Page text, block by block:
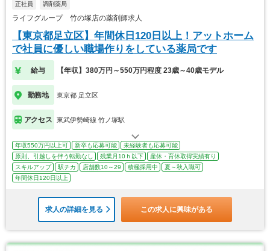
正社員 調剤薬局
ライフグループ 竹の塚店の薬剤師求人
【東京都足立区】年間休日120日以上！アットホーム
で社員に優しい職場作りをしている薬局です
給与 【年収】380万円～550万円程度 23歳～40歳モデル
勤務地 東京都 足立区
アクセス 東武伊勢崎線 竹ノ塚駅
年収550万円以上可 新卒も応募可能
未経験者も応募可能
原則、引越しを伴う転勤なし
残業月10ｈ以下
産休・育休取得実績有り
スキルアップ
駅チカ 店舗数10～29 積極採用中
夏～秋入職可
年間休日120日以上
求人の詳細を見る この求人に興味がある